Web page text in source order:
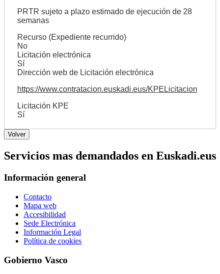
PRTR sujeto a plazo estimado de ejecución de 28
semanas
Recurso (Expediente recurrido)
No
Licitación electrónica
Sí
Dirección web de Licitación electrónica
https://www.contratacion.euskadi.eus/KPELicitacion
Licitación KPE
Sí
Servicios mas demandados en Euskadi.eus
Información general
Contacto
Mapa web
Accesibilidad
Sede Electrónica
Información Legal
Política de cookies
Gobierno Vasco